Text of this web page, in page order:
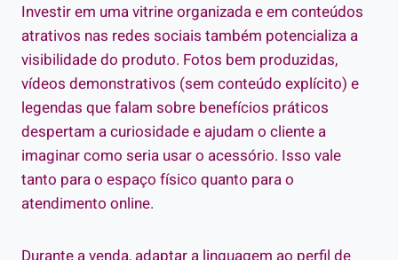
Investir em uma vitrine organizada e em conteúdos
atrativos nas redes sociais também potencializa a
visibilidade do produto. Fotos bem produzidas,
vídeos demonstrativos (sem conteúdo explícito) e
legendas que falam sobre benefícios práticos
despertam a curiosidade e ajudam o cliente a
imaginar como seria usar o acessório. Isso vale
tanto para o espaço físico quanto para o
atendimento online.